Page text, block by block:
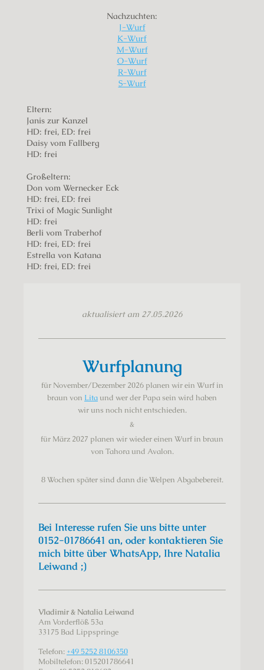
Nachzuchten:
J-Wurf
K-Wurf
M-Wurf
O-Wurf
R-Wurf
S-Wurf
Eltern:
Janis zur Kanzel
HD: frei, ED: frei
Daisy vom Fallberg
HD: frei
Großeltern:
Don vom Wernecker Eck
HD: frei, ED: frei
Trixi of Magic Sunlight
HD: frei
Berli vom Traberhof
HD: frei, ED: frei
Estrella von Katana
HD: frei, ED: frei
aktualisiert am 27.05.2026
Wurfplanung
für November/Dezember 2026 planen wir ein Wurf in
braun von Lita und wer der Papa sein wird haben
wir uns noch nichtentschieden.
&
für März 2027 planen wir wieder einen Wurf in braun
von Tahora und Avalon.
8 Wochen später sind dann die Welpen Abgabebereit.
Bei Interesse rufen Sie uns bitte unter
0152-01786641 an, oder kontaktieren Sie
mich bitte über WhatsApp, Ihre Natalia
Leiwand ;)
Vladimir & Natalia Leiwand
Am Vorderflöß 53a
33175 Bad Lippspringe
Telefon: +49 5252 8106350
Mobiltelefon: 015201786641